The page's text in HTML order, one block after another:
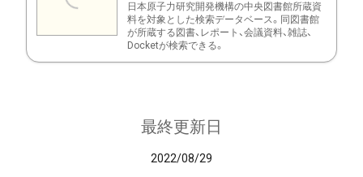
日本原子力研究開発機構の中央図書館所蔵資
料を対象とした検索データベース。同図書館
が所蔵する図書、レポート、会議資料、雑誌、
Docketが検索できる。
最終更新日
2022/08/29